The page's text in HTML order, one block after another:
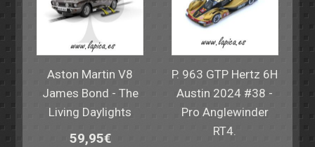
Aston Martin V8
James Bond - The
Living Daylights
59,95€
P. 963 GTP Hertz 6H
Austin 2024 #38 -
Pro Anglewinder
RT4.